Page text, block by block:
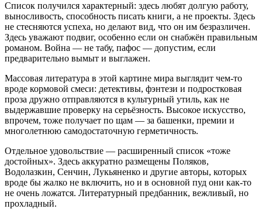
Список получился характерный: здесь любят долгую работу,
выносливость, способность писать книги, а не проекты. Здесь
не стесняются успеха, но делают вид, что он им безразличен.
Здесь уважают подвиг, особенно если он снабжён правильным
романом. Война — не табу, пафос — допустим, если
предварительно вымыт и выглажен.
Массовая литература в этой картине мира выглядит чем-то
вроде кормовой смеси: детективы, фэнтези и подростковая
проза дружно отправляются в культурный утиль, как не
выдержавшие проверку на серьёзность. Высокое искусство,
впрочем, тоже получает по щам — за башенки, премии и
многолетнюю самодостаточную герметичность.
Отдельное удовольствие — расширенный список «тоже
достойных». Здесь аккуратно размещены Поляков,
Водолазкин, Сенчин, Лукьяненко и другие авторы, которых
вроде бы жалко не включить, но и в основной пуд они как-то
не очень ложатся. Литературный предбанник, вежливый, но
прохладный.